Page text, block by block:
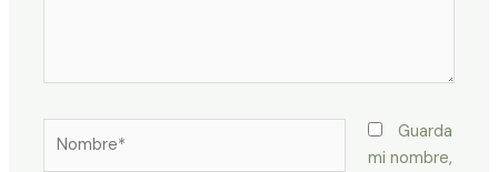
Guarda
mi nombre,